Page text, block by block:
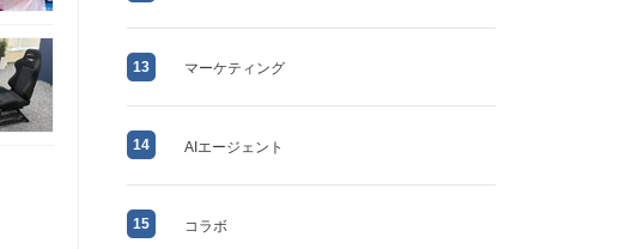
13 マーケティング
14 AIエージェント
15 コラボ